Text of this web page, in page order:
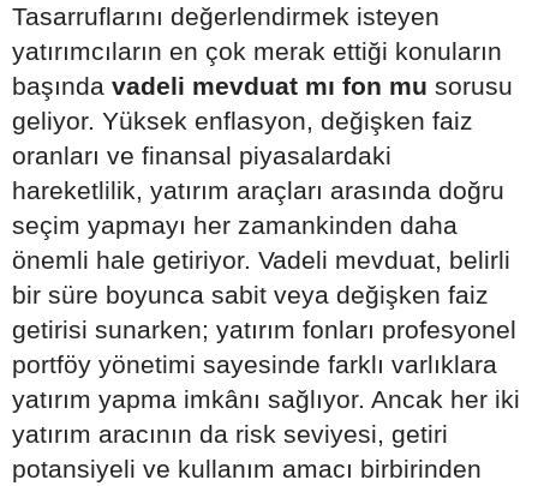
Tasarruflarını değerlendirmek isteyen
yatırımcıların en çok merak ettiği konuların
başında vadeli mevduat mı fon mu sorusu
geliyor. Yüksek enflasyon, değişken faiz
oranları ve finansal piyasalardaki
hareketlilik, yatırım araçları arasında doğru
seçim yapmayı her zamankinden daha
önemli hale getiriyor. Vadeli mevduat, belirli
bir süre boyunca sabit veya değişken faiz
getirisi sunarken; yatırım fonları profesyonel
portföy yönetimi sayesinde farklı varlıklara
yatırım yapma imkânı sağlıyor. Ancak her iki
yatırım aracının da risk seviyesi, getiri
potansiyeli ve kullanım amacı birbirinden